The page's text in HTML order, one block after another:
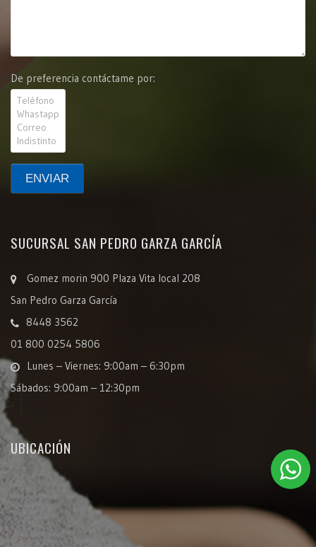
De preferencia contáctame por:
SUCURSAL SAN PEDRO GARZA GARCÍA
Gomez morin 900 Plaza Vita local 208
San Pedro Garza García
8448 3562
01 800 0254 5806
Lunes – Viernes: 9:00am – 6:30pm
Sábados: 9:00am – 12:30pm
UBICACIÓN